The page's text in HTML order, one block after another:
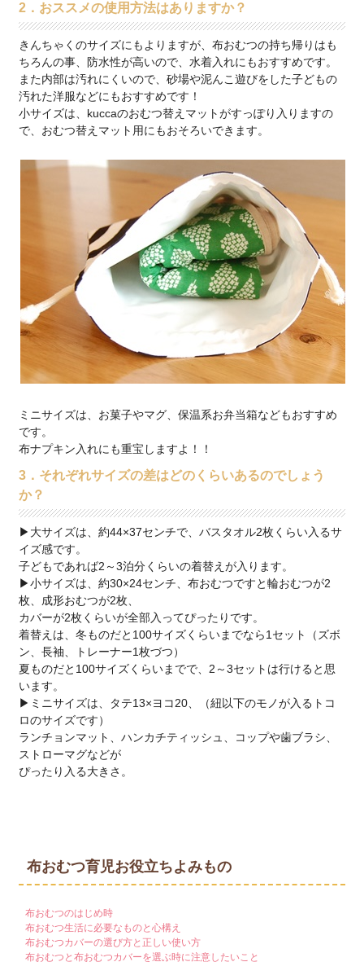
2．おススメの使用方法はありますか？
きんちゃくのサイズにもよりますが、布おむつの持ち帰りはも
ちろんの事、防水性が高いので、水着入れにもおすすめです。
また内部は汚れにくいので、砂場や泥んこ遊びをした子どもの
汚れた洋服などにもおすすめです！
小サイズは、kuccaのおむつ替えマットがすっぽり入りますの
で、おむつ替えマット用にもおそろいできます。
ミニサイズは、お菓子やマグ、保温系お弁当箱などもおすすめ
です。
布ナプキン入れにも重宝しますよ！！
3．それぞれサイズの差はどのくらいあるのでしょう
か？
▶大サイズは、約44×37センチで、バスタオル2枚くらい入るサ
イズ感です。
子どもであれば2～3泊分くらいの着替えが入ります。
▶小サイズは、約30×24センチ、布おむつですと輪おむつが2
枚、成形おむつが2枚、
カバーが2枚くらいが全部入ってぴったりです。
着替えは、冬ものだと100サイズくらいまでなら1セット（ズボ
ン、長袖、トレーナー1枚づつ）
夏ものだと100サイズくらいまでで、2～3セットは行けると思
います。
▶ミニサイズは、タテ13×ヨコ20、（紐以下のモノが入るトコ
ロのサイズです）
ランチョンマット、ハンカチティッシュ、コップや歯ブラシ、
ストローマグなどが
ぴったり入る大きさ。
布おむつ育児お役立ちよみもの
布おむつのはじめ時
布おむつ生活に必要なものと心構え
布おむつカバーの選び方と正しい使い方
布おむつと布おむつカバーを選ぶ時に注意したいこと